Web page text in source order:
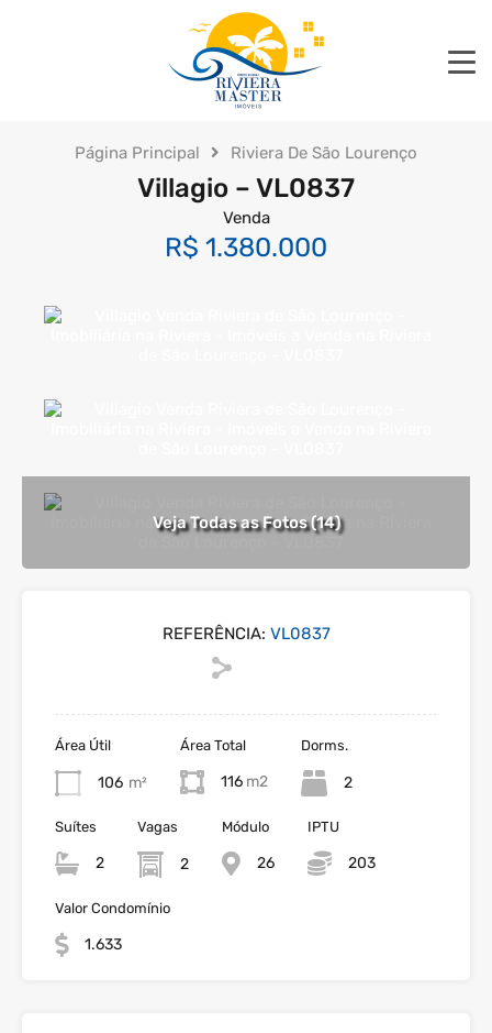
Página Principal Riviera De São Lourenço
Villagio – VL0837
Venda
R$ 1.380.000
Veja Todas as Fotos (14)
REFERÊNCIA: VL0837
Dorms.
2
Vagas
2
Área Útil
106 m²
Área Total
116
Suítes
2
Módulo
26
IPTU
203
Valor Condomínio
1.633